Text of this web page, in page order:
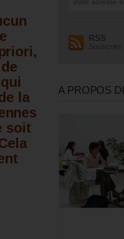
la
soit
RSS
Souscrire
A PROPOS